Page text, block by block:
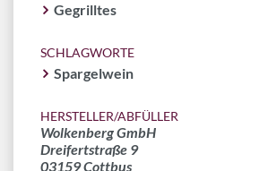
Gegrilltes
SCHLAGWORTE
Spargelwein
HERSTELLER/ABFÜLLER
Wolkenberg GmbH
Dreifertstraße 9
03159 Cottbus